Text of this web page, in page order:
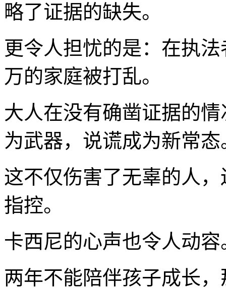
略了证据的缺失。
更令人担忧的是：在执
万的家庭被打乱。
大人在没有确凿证据的
为武器，说谎成为新常态
这不仅伤害了无辜的人
指控。
卡西尼的心声也令人动容
两年不能陪伴孩子成长